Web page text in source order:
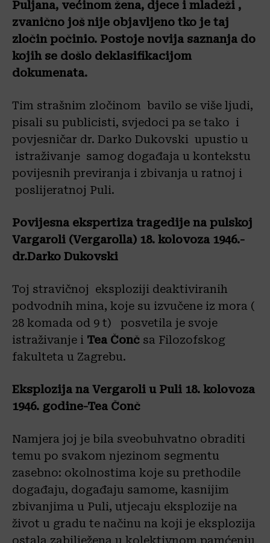
Puljana, većinom žena, djece i mladeži ,
zvanično još nije objavljeno tko je taj
zločin počinio. Postoje novija saznanja do
kojih se došlo deklasifikacijom
dokumenata.
Tim strašnim zločinom bavilo se više ljudi,
pisali su publicisti, svjedoci pa se tako i
povjesničar dr. Darko Dukovski upustio u
istraživanje samog događaja u kontekstu
povijesnih previranja i zbivanja u ratnoj i
poslijeratnoj Puli.
Povijesna ekspertiza tragedije na pulskoj
Vargaroli (Vergarolla) 18. kolovoza 1946.-
dr.Darko Dukovski
Toj stravičnoj eksploziji deaktiviranih
podvodnih mina, koje su izvučene iz mora (
28 komada od 9 t) posvetila je svoje
istraživanje i Tea Čonč sa Filozofskog
fakulteta u Zagrebu.
Eksplozija na Vergaroli u Puli 18. kolovoza
1946. godine-Tea Čonč
Namjera joj je bila sveobuhvatno obraditi
temu po svakom njezinom segmentu
zasebno: okolnostima koje su prethodile
događaju, događaju samome, kasnijim
zbivanjima u Puli, utjecaju eksplozije na
život u gradu te načinu na koji je eksplozija
ostala zabilježena u kolektivnom pamćenju